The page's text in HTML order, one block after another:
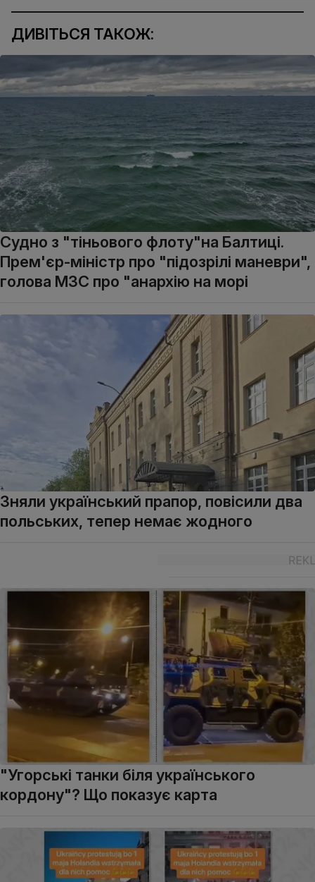
ДИВІТЬСЯ ТАКОЖ:
Судно з "тіньового флоту"на Балтиці.
Прем'єр-міністр про "підозрілі маневри",
голова МЗС про "анархію на морі
Зняли український прапор, повісили два
польських, тепер немає жодного
"Угорські танки біля українського
кордону"? Що показує карта